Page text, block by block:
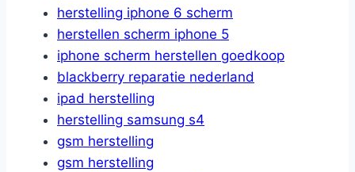
herstelling iphone 6 scherm
herstellen scherm iphone 5
iphone scherm herstellen goedkoop
blackberry reparatie nederland
ipad herstelling
herstelling samsung s4
gsm herstelling
gsm herstelling